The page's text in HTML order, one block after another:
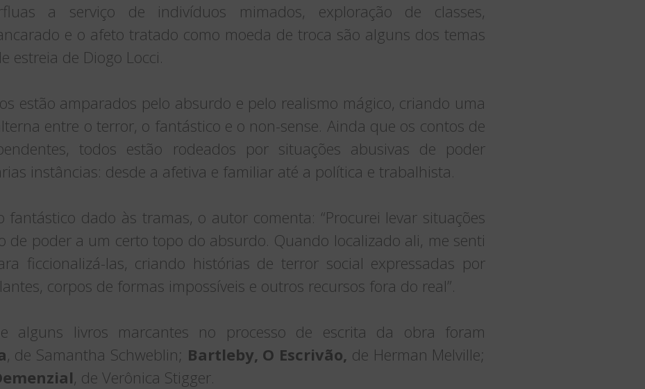
a serviço de indivíduos mimados, exploração de classes,
e o afeto tratado como moeda de troca são alguns dos temas
estreia de Diogo Locci.
estão amparados pelo absurdo e pelo realismo mágico, criando uma
entre o terror, o fantástico e o non-sense. Ainda que os contos de
todos estão rodeados por situações abusivas de poder
instâncias: desde a afetiva e familiar até a política e trabalhista.
fantástico dado às tramas, o autor comenta: “Procurei levar situações
de poder a um certo topo do absurdo. Quando localizado ali, me senti
ficcionalizá-las, criando histórias de terror social expressadas por
corpos de formas impossíveis e outros recursos fora do real”.
alguns livros marcantes no processo de escrita da obra foram
, de Samantha Schweblin; Bartleby, O Escrivão, de Herman Melville;
, de Verônica Stigger.